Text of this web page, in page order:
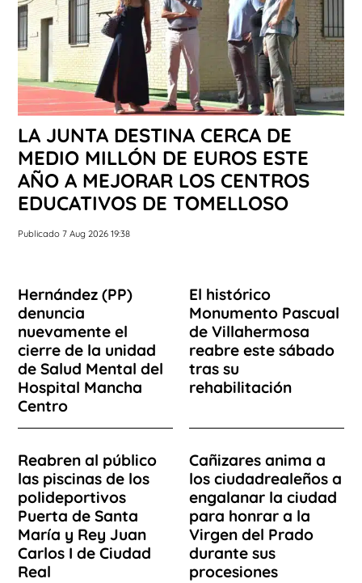
LA JUNTA DESTINA CERCA DE
MEDIO MILLÓN DE EUROS ESTE
AÑO A MEJORAR LOS CENTROS
EDUCATIVOS DE TOMELLOSO
Publicado 7 Aug 2026 19:38
Hernández (PP)
denuncia
nuevamente el
cierre de la unidad
de Salud Mental del
Hospital Mancha
Centro
El histórico
Monumento Pascual
de Villahermosa
reabre este sábado
tras su
rehabilitación
Reabren al público
las piscinas de los
polideportivos
Puerta de Santa
María y Rey Juan
Carlos I de Ciudad
Real
Cañizares anima a
los ciudadrealeños a
engalanar la ciudad
para honrar a la
Virgen del Prado
durante sus
procesiones